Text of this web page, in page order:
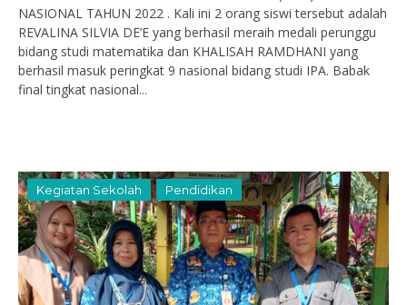
NASIONAL TAHUN 2022 . Kali ini 2 orang siswi tersebut adalah
REVALINA SILVIA DE’E yang berhasil meraih medali perunggu
bidang studi matematika dan KHALISAH RAMDHANI yang
berhasil masuk peringkat 9 nasional bidang studi IPA. Babak
final tingkat nasional...
Kegiatan Sekolah Pendidikan